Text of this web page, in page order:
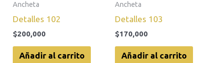
Ancheta
Detalles 102
$200,000
Añadir al carrito
Ancheta
Detalles 103
$170,000
Añadir al carrito